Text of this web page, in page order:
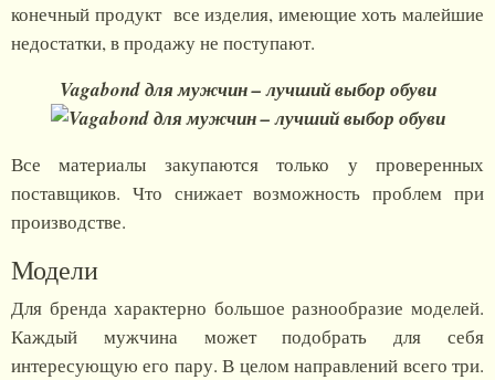
конечный продукт все изделия, имеющие хоть малейшие
недостатки, в продажу не поступают.
Vagabond для мужчин – лучший выбор обуви
Все материалы закупаются только у проверенных
поставщиков. Что снижает возможность проблем при
производстве.
Модели
Для бренда характерно большое разнообразие моделей.
Каждый мужчина может подобрать для себя
интересующую его пару. В целом направлений всего три.